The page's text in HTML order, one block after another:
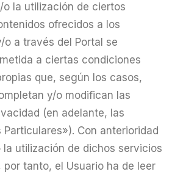
o la utilización de ciertos
ofrecidos a los
o a través del Portal se
a ciertas condiciones
que, según los casos,
y/o modifican las
(en adelante, las
Particulares»). Con anterioridad
la utilización de dichos servicios
tanto, el Usuario ha de leer